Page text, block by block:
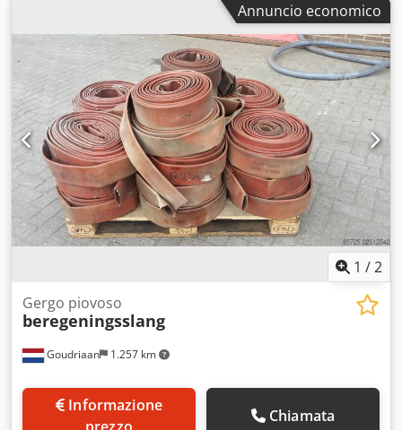
Annuncio economico
1 /2
Goudriaan 1.257 km
Gergo piovoso
beregeningsslang
Chiamata